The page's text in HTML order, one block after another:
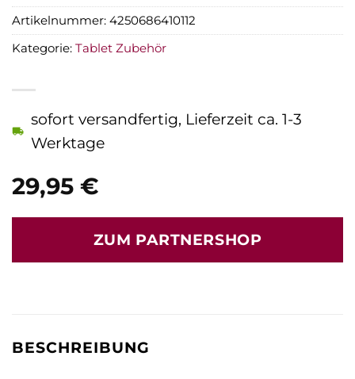
29,95 €
sofort versandfertig, Lieferzeit ca. 1-3
Werktage
ZUM PARTNERSHOP
Artikelnummer: 4250686410112
Kategorie: Tablet Zubehör
BESCHREIBUNG